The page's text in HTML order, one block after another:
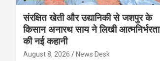
संरक्षित खेती और उद्यानिकी से जशपुर के
किसान अनारथ साय ने लिखी आत्मनिर्भरता
की नई कहानी
August 8, 2026 News Desk